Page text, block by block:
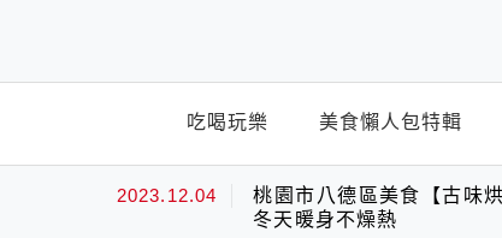
吃喝玩樂 美食懶人包特輯
2023.12.04
桃園市八德區美食【古味
冬天暖身不燥熱